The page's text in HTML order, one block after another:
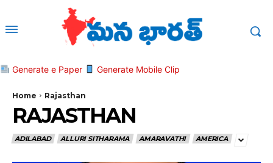
Generate e Paper Generate Mobile Clip
Home Rajasthan
RAJASTHAN
ADILABAD ALLURI SITHARAMA AMARAVATHI AMERICA